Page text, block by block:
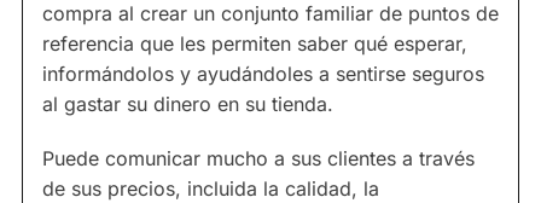
compra al crear un conjunto familiar de puntos de
referencia que les permiten saber qué esperar,
informándolos y ayudándoles a sentirse seguros
al gastar su dinero en su tienda.
Puede comunicar mucho a sus clientes a través
de sus precios, incluida la calidad, la